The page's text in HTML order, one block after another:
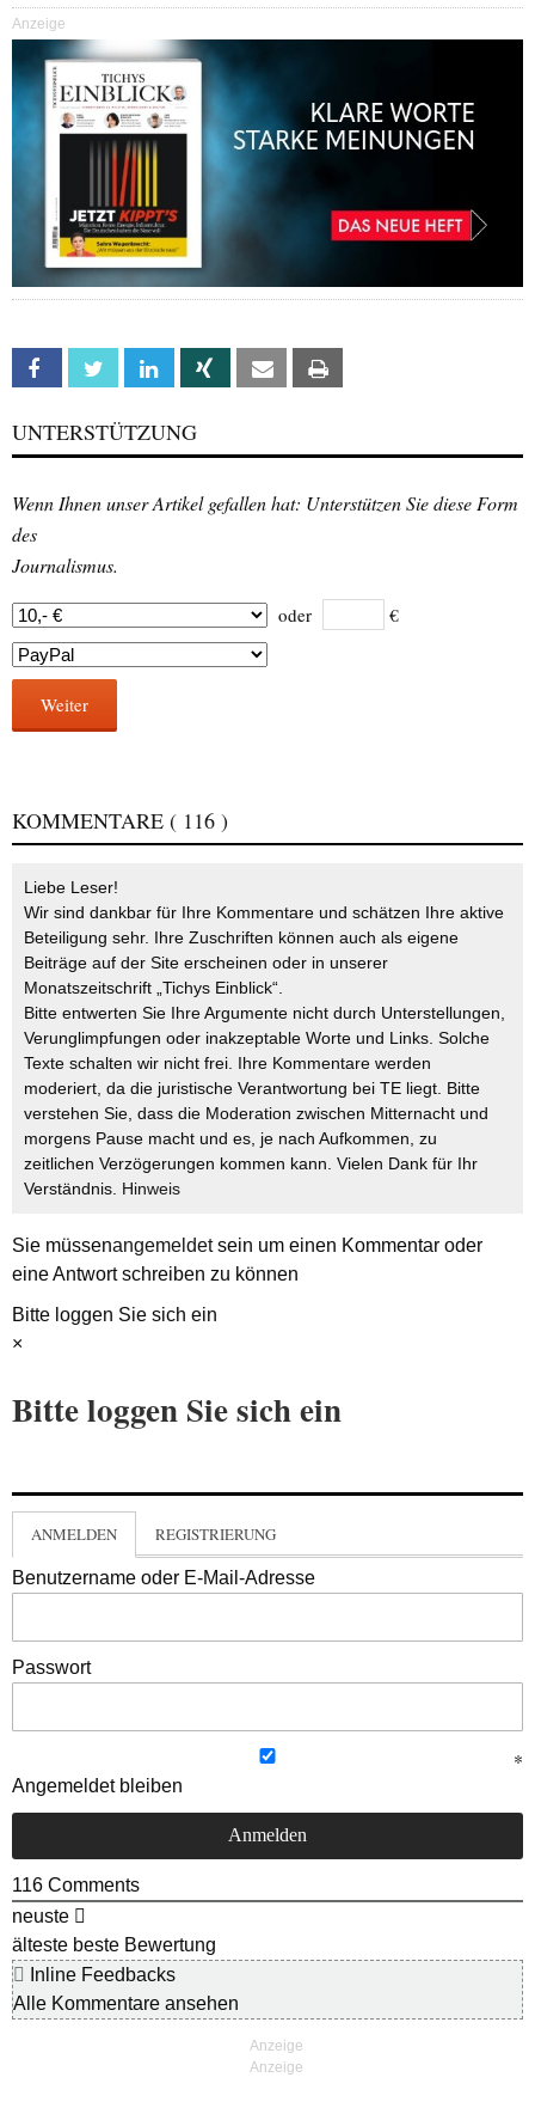
Anzeige
Facebook Twitter Linkedin Xing Email
UNTERSTÜTZUNG
Wenn Ihnen unser Artikel gefallen hat: Unterstützen Sie diese Form
des
Journalismus.
oder €
Weiter
KOMMENTARE ( 116 )
Liebe Leser!
Wir sind dankbar für Ihre Kommentare und schätzen Ihre aktive
Beteiligung sehr. Ihre Zuschriften können auch als eigene
Beiträge auf der Site erscheinen oder in unserer
Monatszeitschrift „Tichys Einblick“.
Bitte entwerten Sie Ihre Argumente nicht durch Unterstellungen,
Verunglimpfungen oder inakzeptable Worte und Links. Solche
Texte schalten wir nicht frei. Ihre Kommentare werden
moderiert, da die juristische Verantwortung bei TE liegt. Bitte
verstehen Sie, dass die Moderation zwischen Mitternacht und
morgens Pause macht und es, je nach Aufkommen, zu
zeitlichen Verzögerungen kommen kann. Vielen Dank für Ihr
Verständnis. Hinweis
Sie müssenangemeldetsein um einen Kommentar oder
eine Antwort schreiben zu können
Bitte loggen Sie sich ein
×
Bitte loggen Sie sich ein
ANMELDEN REGISTRIERUNG
Benutzername oder E-Mail-Adresse
Passwort
Angemeldet bleiben
116 Comments
neuste
älteste beste Bewertung
Inline Feedbacks
Alle Kommentare ansehen